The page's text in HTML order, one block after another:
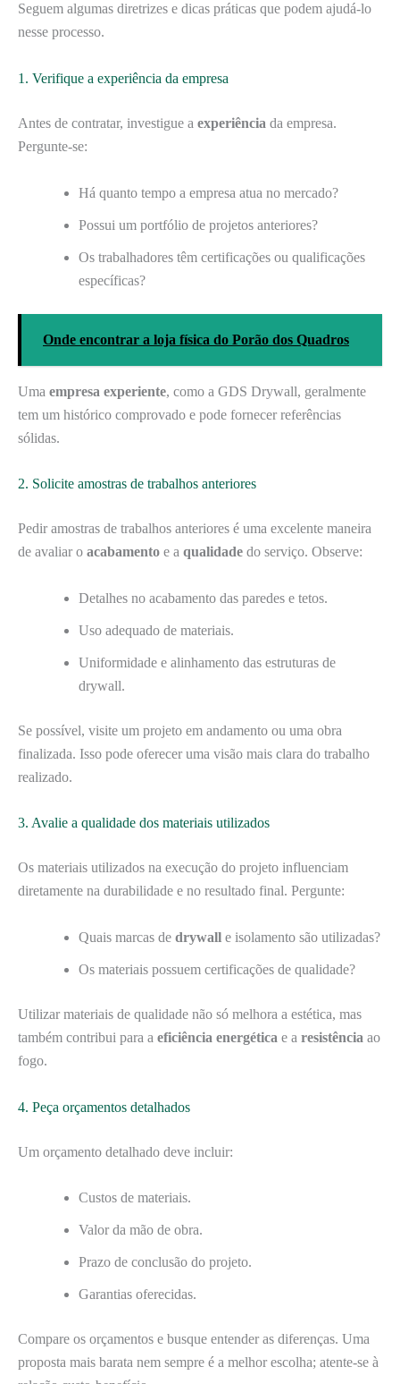
Seguem algumas diretrizes e dicas práticas que podem ajudá-lo
nesse processo.
1. Verifique a experiência da empresa
Antes de contratar, investigue a experiência da empresa.
Pergunte-se:
Há quanto tempo a empresa atua no mercado?
Possui um portfólio de projetos anteriores?
Os trabalhadores têm certificações ou qualificações
específicas?
Onde encontrar a loja física do Porão dos Quadros
Uma empresa experiente, como a GDS Drywall, geralmente
tem um histórico comprovado e pode fornecer referências
sólidas.
2. Solicite amostras de trabalhos anteriores
Pedir amostras de trabalhos anteriores é uma excelente maneira
de avaliar o acabamento e a qualidade do serviço. Observe:
Detalhes no acabamento das paredes e tetos.
Uso adequado de materiais.
Uniformidade e alinhamento das estruturas de
drywall.
Se possível, visite um projeto em andamento ou uma obra
finalizada. Isso pode oferecer uma visão mais clara do trabalho
realizado.
3. Avalie a qualidade dos materiais utilizados
Os materiais utilizados na execução do projeto influenciam
diretamente na durabilidade e no resultado final. Pergunte:
Quais marcas de drywall e isolamento são utilizadas?
Os materiais possuem certificações de qualidade?
Utilizar materiais de qualidade não só melhora a estética, mas
também contribui para a eficiência energética e a resistência ao
fogo.
4. Peça orçamentos detalhados
Um orçamento detalhado deve incluir:
Custos de materiais.
Valor da mão de obra.
Prazo de conclusão do projeto.
Garantias oferecidas.
Compare os orçamentos e busque entender as diferenças. Uma
proposta mais barata nem sempre é a melhor escolha; atente-se à